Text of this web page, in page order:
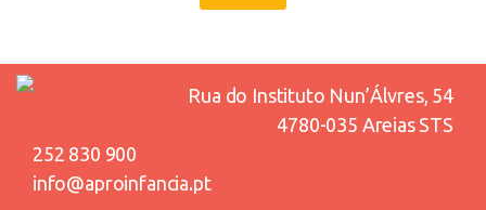
Rua do Instituto Nun’Álvres, 54
4780-035 Areias STS
252 830 900
info@aproinfancia.pt